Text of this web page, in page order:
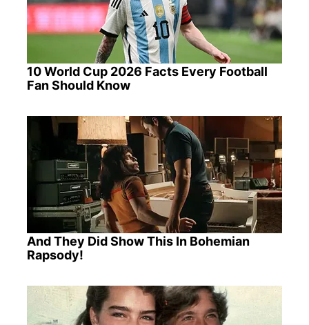
10 World Cup 2026 Facts Every Football
Fan Should Know
And They Did Show This In Bohemian
Rapsody!